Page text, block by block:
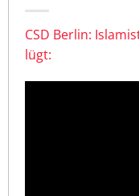
CSD Berlin:
lügt: